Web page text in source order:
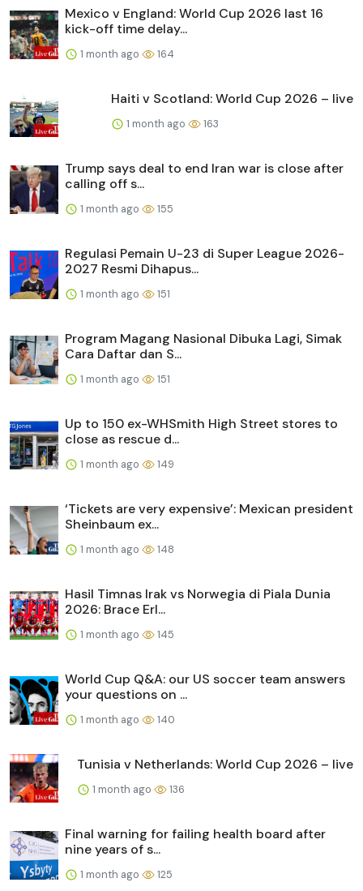
Mexico v England: World Cup 2026 last 16
kick-off time delay...
1 month ago 164
Haiti v Scotland: World Cup 2026 – live
1 month ago 163
Trump says deal to end Iran war is close after
calling off s...
1 month ago 155
Regulasi Pemain U-23 di Super League 2026-
2027 Resmi Dihapus...
1 month ago 151
Program Magang Nasional Dibuka Lagi, Simak
Cara Daftar dan S...
1 month ago 151
Up to 150 ex-WHSmith High Street stores to
close as rescue d...
1 month ago 149
‘Tickets are very expensive’: Mexican president
Sheinbaum ex...
1 month ago 148
Hasil Timnas Irak vs Norwegia di Piala Dunia
2026: Brace Erl...
1 month ago 145
World Cup Q&A: our US soccer team answers
your questions on ...
1 month ago 140
Tunisia v Netherlands: World Cup 2026 – live
1 month ago 136
Final warning for failing health board after
nine years of s...
1 month ago 125